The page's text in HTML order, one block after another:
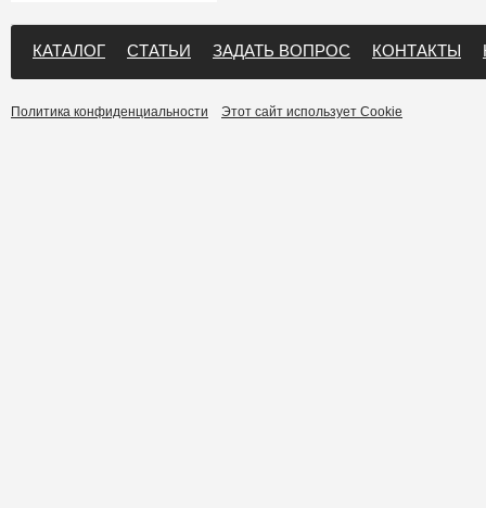
КАТАЛОГ СТАТЬИ ЗАДАТЬ ВОПРОС КОНТАКТЫ
Политика конфиденциальности Этот сайт использует Cookie